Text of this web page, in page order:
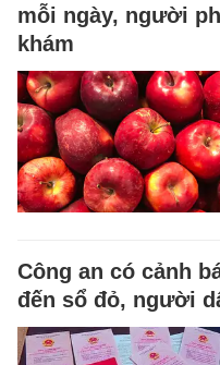
mỗi ngày, người
khám
Công an có cảnh
đến sổ đỏ, người